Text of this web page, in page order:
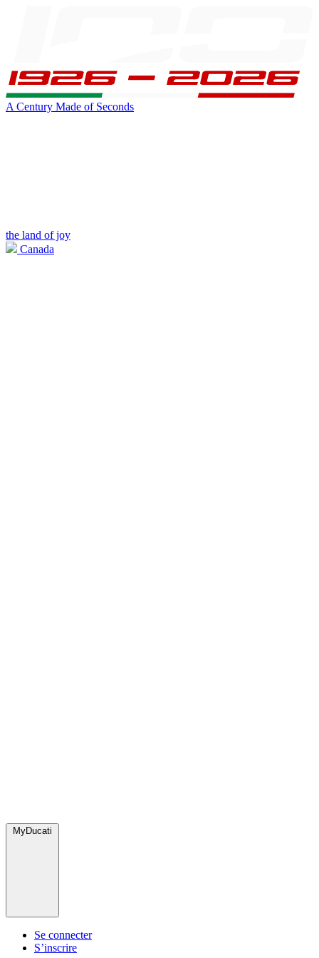
A Century Made of Seconds
the land of joy
Canada
MyDucati
Se connecter
S’inscrire